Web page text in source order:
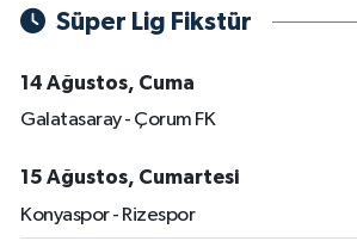
Süper Lig Fikstür
14 Ağustos, Cuma
Galatasaray - Çorum FK
15 Ağustos, Cumartesi
Konyaspor - Rizespor